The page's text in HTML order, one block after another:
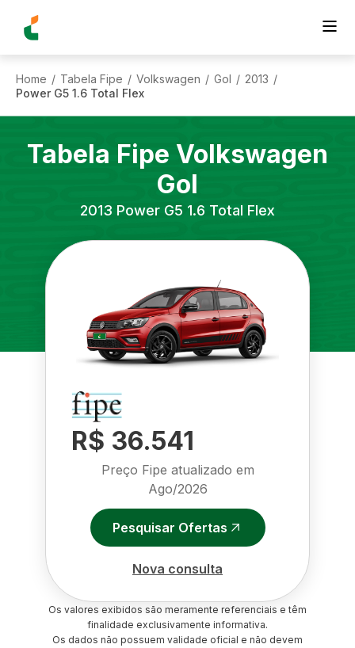
Home / Tabela Fipe / Volkswagen / Gol / 2013 /
Power G5 1.6 Total Flex
Tabela Fipe Volkswagen
Gol
2013 Power G5 1.6 Total Flex
R$ 36.541
Preço Fipe atualizado em
Ago/2026
Pesquisar Ofertas
Nova consulta
Os valores exibidos são meramente referenciais e têm
finalidade exclusivamente informativa.
Os dados não possuem validade oficial e não devem